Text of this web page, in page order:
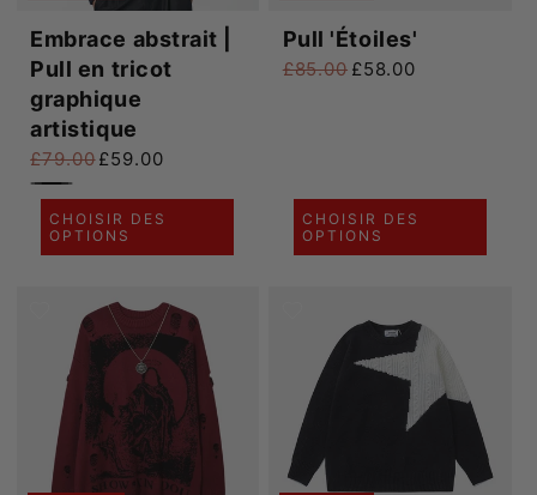
Embrace abstrait |
Pull en tricot
graphique
artistique
Prix habituel
£79.00
Prix promotionnel
£59.00
CHOISIR DES
OPTIONS
Pull 'Étoiles'
Prix habituel
£85.00
Prix promotionnel
£58.00
CHOISIR DES
OPTIONS